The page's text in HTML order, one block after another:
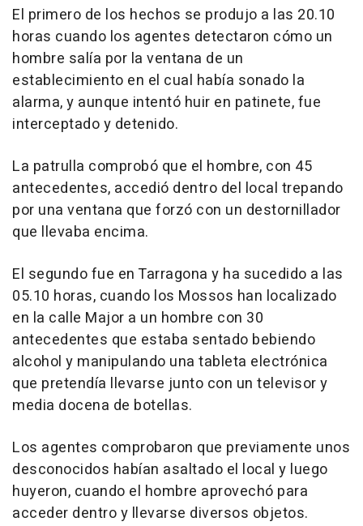
El primero de los hechos se produjo a las 20.10
horas cuando los agentes detectaron cómo un
hombre salía por la ventana de un
establecimiento en el cual había sonado la
alarma, y aunque intentó huir en patinete, fue
interceptado y detenido.
La patrulla comprobó que el hombre, con 45
antecedentes, accedió dentro del local trepando
por una ventana que forzó con un destornillador
que llevaba encima.
El segundo fue en Tarragona y ha sucedido a las
05.10 horas, cuando los Mossos han localizado
en la calle Major a un hombre con 30
antecedentes que estaba sentado bebiendo
alcohol y manipulando una tableta electrónica
que pretendía llevarse junto con un televisor y
media docena de botellas.
Los agentes comprobaron que previamente unos
desconocidos habían asaltado el local y luego
huyeron, cuando el hombre aprovechó para
acceder dentro y llevarse diversos objetos.